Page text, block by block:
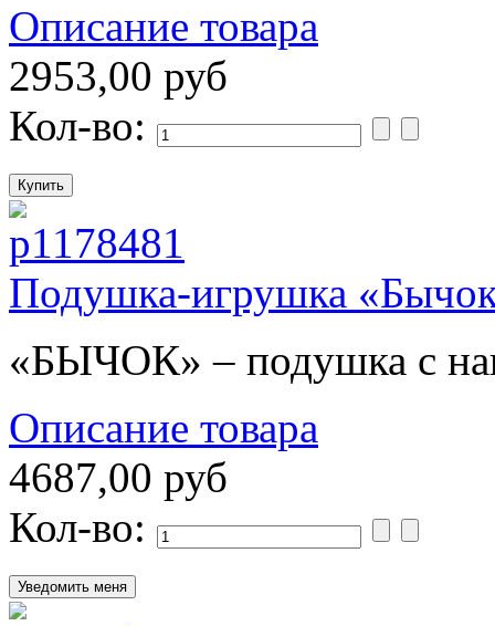
Описание товара
2953,00 руб
Кол-во:
Подушка-игрушка
«БЫЧОК» – подушка с
Описание товара
4687,00 руб
Кол-во: